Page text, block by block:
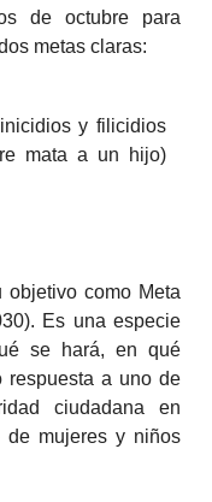
de octubre para
metas claras:
y filicidios
mata a un hijo)
objetivo como Meta
Es una especie
se hará, en qué
a uno de
ciudadana en
de mujeres y niños